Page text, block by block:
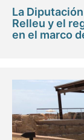
La
Relleu y el
en el marco